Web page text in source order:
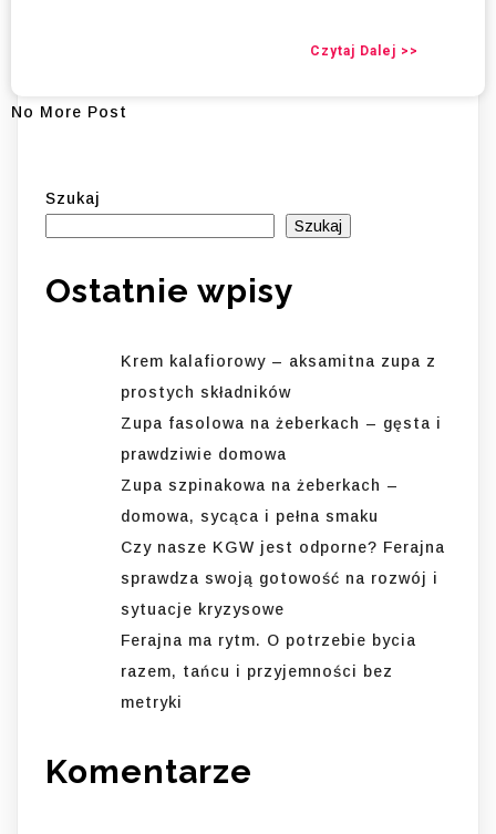
Czytaj Dalej >>
No More Post
Szukaj
Szukaj
Ostatnie wpisy
Krem kalafiorowy – aksamitna zupa z
prostych składników
Zupa fasolowa na żeberkach – gęsta i
prawdziwie domowa
Zupa szpinakowa na żeberkach –
domowa, sycąca i pełna smaku
Czy nasze KGW jest odporne? Ferajna
sprawdza swoją gotowość na rozwój i
sytuacje kryzysowe
Ferajna ma rytm. O potrzebie bycia
razem, tańcu i przyjemności bez
metryki
Komentarze